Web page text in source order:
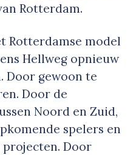
Rotterdam.
Rotterdamse model
Hellweg opnieuw
Door gewoon te
Door de
Noord en Zuid,
spelers en
Door